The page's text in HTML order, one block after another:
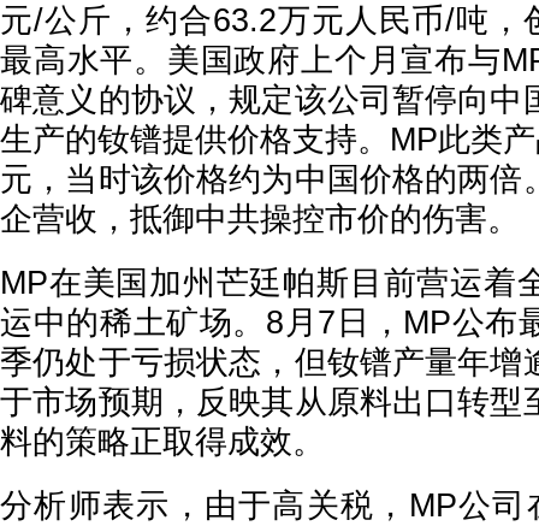
元/公斤，约合63.2万元人民币/吨，
最高水平。美国政府上个月宣布与
碑意义的协议，规定该公司暂停向中
生产的钕镨提供价格支持。MP此类
元，当时该价格约为中国价格的两倍
企营收，抵御中共操控市价的伤害。
MP在美国加州芒廷帕斯目前营运着
运中的稀土矿场。8月7日，MP公布
季仍处于亏损状态，但钕镨产量年增
于市场预期，反映其从原料出口转型
料的策略正取得成效。
分析师表示，由于高关税，MP公